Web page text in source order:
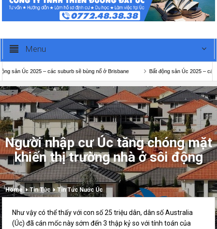
Menu
Úc 2025 – các suburb sẽ bùng nổ ở Brisbane Bất động sản Úc 2025 – các
Người nhập cư Úc tăng chóng mặt
khiến thị trường nhà ở sôi động
Home Tin Tức Tin Tức Nước Úc
Như vậy có thể thấy với con số 25 triệu dân, dân số Australia
(Úc) đã cán mốc này sớm đến 3 thập kỷ so với tính toán của